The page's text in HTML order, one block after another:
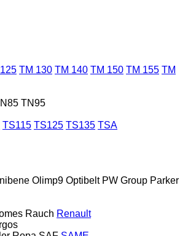
TM 130 TM 140 TM 150 TM 155 TM
TN95
TS115 TS125 TS135 TSA
Olimp9 Optibelt PW Group Parker
Rauch Renault